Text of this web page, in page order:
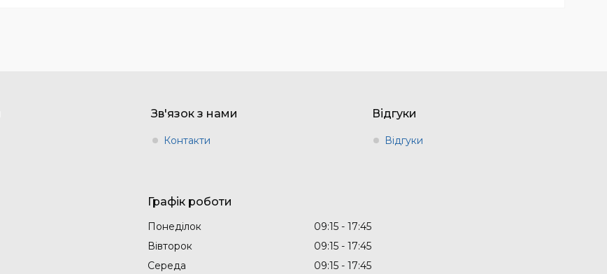
Зв'язок з нами
Контакти
Відгуки
Відгуки
Графік роботи
Понеділок 09:15
17:45
Вівторок
09:15
17:45
Середа
09:15
17:45